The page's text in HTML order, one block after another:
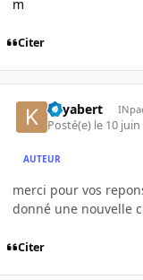
m
Citer
kayabert
Posté(e) le 10 juin
AUTEUR
merci pour vos
donné une nouvelle
Citer